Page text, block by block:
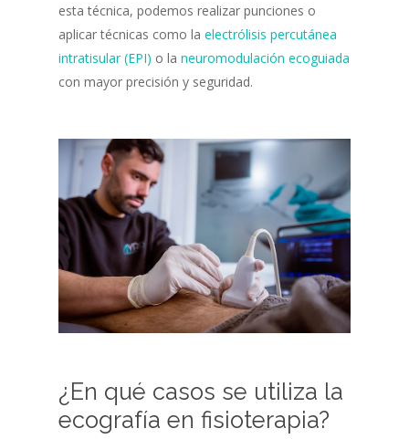
esta técnica, podemos realizar punciones o
aplicar técnicas como laelectrólisis percutánea
intratisular (EPI) o laneuromodulación ecoguiada
con mayor precisión y seguridad.
¿En qué casos se utiliza la
ecografía en fisioterapia?